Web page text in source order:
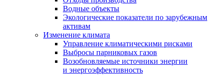
Водные объекты
Экологические показатели по зарубежным
активам
Изменение климата
Управление климатическими рисками
Выбросы парниковых газов
Возобновляемые источники энергии
и энергоэффективность